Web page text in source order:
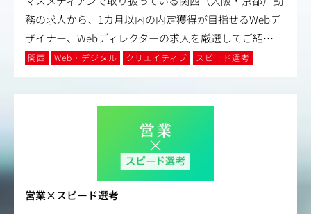
務の求人から、1カ月以内の内定獲得が目指せるWebデ
ザイナー、Webディレクターの求人を厳選してご紹…
関西 Web・デジタル クリエイティブ スピード選考
営業×スピード選考